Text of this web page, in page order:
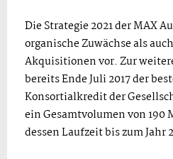
Die Strategie 2021 der MAX
organische Zuwächse als
Akquisitionen vor. Zur
bereits Ende Juli 2017 der
Konsortialkredit der
ein Gesamtvolumen von 190
dessen Laufzeit bis zum Jahr